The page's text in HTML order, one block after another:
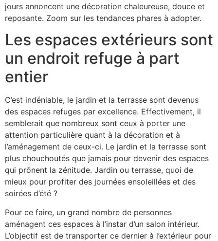
jours annoncent une décoration chaleureuse, douce et
reposante. Zoom sur les tendances phares à adopter.
Les espaces extérieurs sont
un endroit refuge à part
entier
C’est indéniable, le jardin et la terrasse sont devenus
des espaces refuges par excellence. Effectivement, il
semblerait que nombreux sont ceux à porter une
attention particulière quant à la décoration et à
l’aménagement de ceux-ci. Le jardin et la terrasse sont
plus chouchoutés que jamais pour devenir des espaces
qui prônent la zénitude. Jardin ou terrasse, quoi de
mieux pour profiter des journées ensoleillées et des
soirées d’été ?
Pour ce faire, un grand nombre de personnes
aménagent ces espaces à l’instar d’un salon intérieur.
L’objectif est de transporter ce dernier à l’extérieur pour